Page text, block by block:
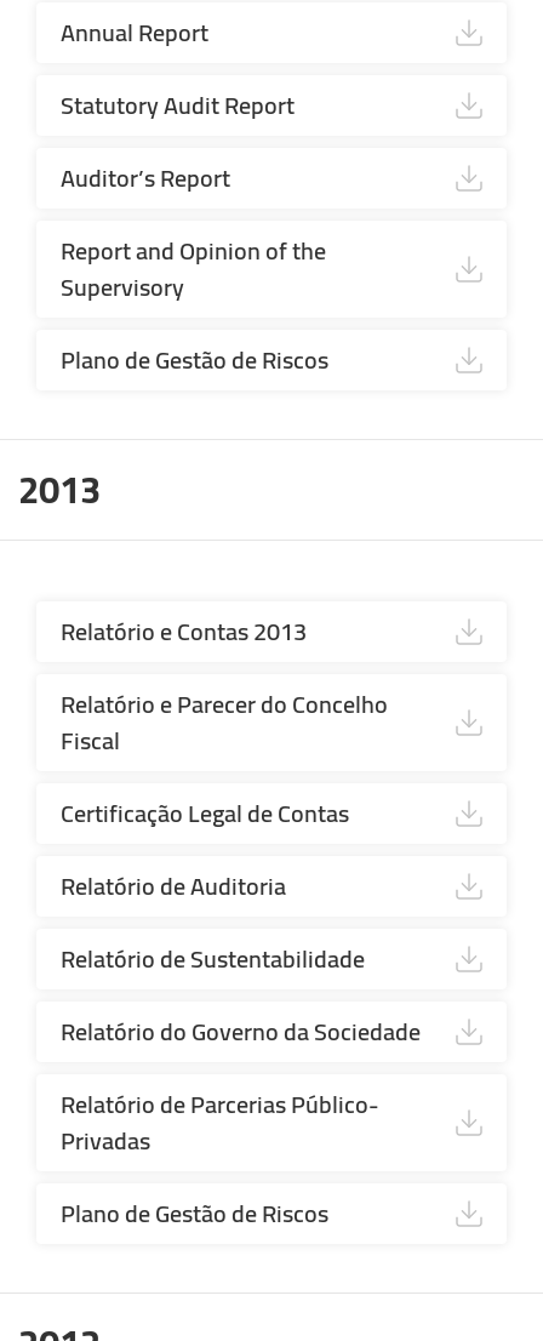
Annual Report
Statutory Audit Report
Auditor’s Report
Report and Opinion of the
Supervisory
Plano de Gestão de Riscos
2013
Relatório e Contas 2013
Relatório e Parecer do Concelho
Fiscal
Certificação Legal de Contas
Relatório de Auditoria
Relatório de Sustentabilidade
Relatório do Governo da Sociedade
Relatório de Parcerias Público-
Privadas
Plano de Gestão de Riscos